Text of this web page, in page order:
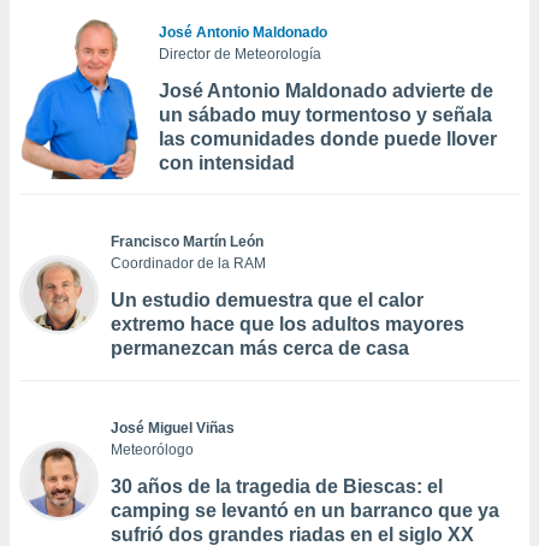
José Antonio Maldonado
Director de Meteorología
José Antonio Maldonado advierte de
un sábado muy tormentoso y señala
las comunidades donde puede llover
con intensidad
Francisco Martín León
Coordinador de la RAM
Un estudio demuestra que el calor
extremo hace que los adultos mayores
permanezcan más cerca de casa
José Miguel Viñas
Meteorólogo
30 años de la tragedia de Biescas: el
camping se levantó en un barranco que ya
sufrió dos grandes riadas en el siglo XX